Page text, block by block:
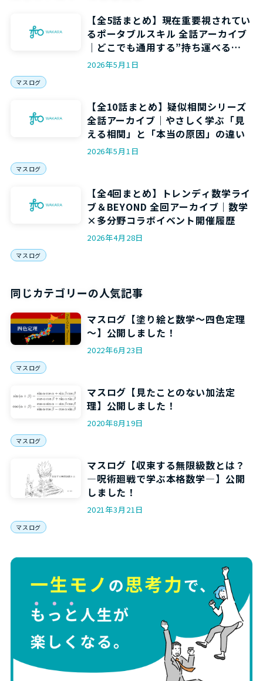
【全5話まとめ】現在重要視されてい
るポータブルスキル 全話アーカイブ
｜どこでも通用する”持ち運べる
力”を5回で身につける
2026年5月1日
マスログ
【全10話まとめ】疑似相関シリーズ
全話アーカイブ｜やさしく学ぶ「見
える相関」と「本当の原因」の違い
2026年5月1日
マスログ
【全4回まとめ】トレンディ数学ライ
ブ＆BEYOND 全回アーカイブ｜数学
×多分野コラボイベント開催履歴
2026年4月28日
マスログ
同じカテゴリーの人気記事
マスログ【塗り絵と数学～四色定理
～】公開しました！
2022年6月23日
マスログ
マスログ【見たことのない加法定
理】公開しました！
2020年8月19日
マスログ
マスログ【収束する無限級数とは？
―呪術廻戦で学ぶ本格数学―】公開
しました！
2021年3月21日
マスログ